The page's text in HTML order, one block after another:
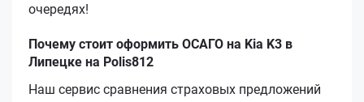
очередях!
Почему стоит оформить ОСАГО на Kia K3 в
Липецке на Polis812
Наш сервис сравнения страховых предложений